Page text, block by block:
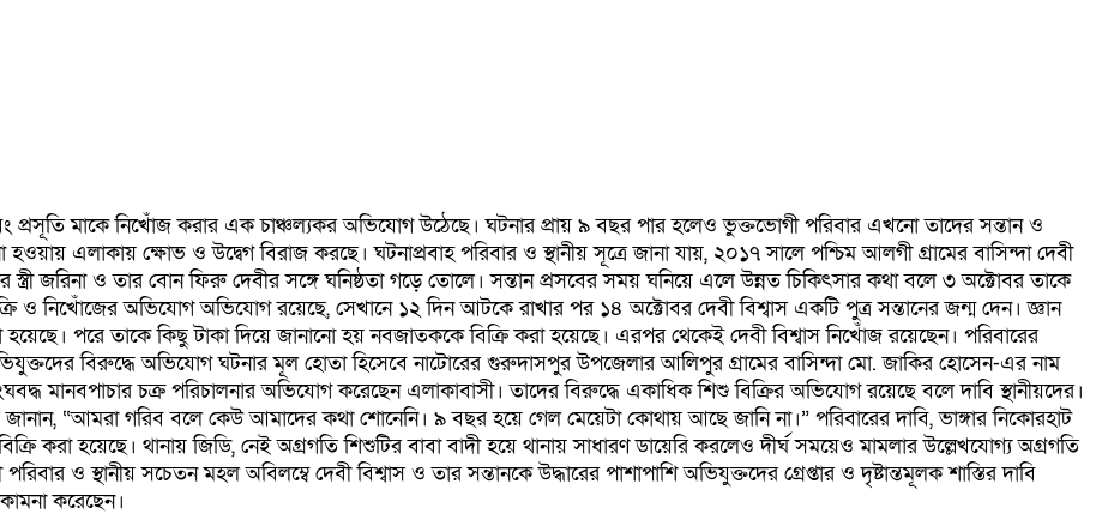
প্রসূতি মাকে নিখোঁজ করার এক চাঞ্চল্যকর অভিযোগ উঠেছে। ঘটনার প্রায় ৯ বছর পার হলেও ভুক্তভোগী পরিবার এখনো তাদের সন্তান ও
এলাকায় ক্ষোভ ও উদ্বেগ বিরাজ করছে। ঘটনাপ্রবাহ পরিবার ও স্থানীয় সূত্রে জানা যায়, ২০১৭ সালে পশ্চিম আলগী গ্রামের বাসিন্দা দেবী
স্ত্রী জরিনা ও তার বোন ফিরু দেবীর সঙ্গে ঘনিষ্ঠতা গড়ে তোলে। সন্তান প্রসবের সময় ঘনিয়ে এলে উন্নত চিকিৎসার কথা বলে ৩ অক্টোবর তাকে
ও নিখোঁজের অভিযোগ অভিযোগ রয়েছে, সেখানে ১২ দিন আটকে রাখার পর ১৪ অক্টোবর দেবী বিশ্বাস একটি পুত্র সন্তানের জন্ম দেন। জ্ঞান
পরে তাকে কিছু টাকা দিয়ে জানানো হয় নবজাতককে বিক্রি করা হয়েছে। এরপর থেকেই দেবী বিশ্বাস নিখোঁজ রয়েছেন। পরিবারের
বিরুদ্ধে অভিযোগ ঘটনার মূল হোতা হিসেবে নাটোরের গুরুদাসপুর উপজেলার আলিপুর গ্রামের বাসিন্দা মো. জাকির হোসেন-এর নাম
মানবপাচার চক্র পরিচালনার অভিযোগ করেছেন এলাকাবাসী। তাদের বিরুদ্ধে একাধিক শিশু বিক্রির অভিযোগ রয়েছে বলে দাবি স্থানীয়দের।
জানান, “আমরা গরিব বলে কেউ আমাদের কথা শোনেনি। ৯ বছর হয়ে গেল মেয়েটা কোথায় আছে জানি না।” পরিবারের দাবি, ভাঙ্গার নিকোরহাট
করা হয়েছে। থানায় জিডি, নেই অগ্রগতি শিশুটির বাবা বাদী হয়ে থানায় সাধারণ ডায়েরি করলেও দীর্ঘ সময়েও মামলার উল্লেখযোগ্য অগ্রগতি
ও স্থানীয় সচেতন মহল অবিলম্বে দেবী বিশ্বাস ও তার সন্তানকে উদ্ধারের পাশাপাশি অভিযুক্তদের গ্রেপ্তার ও দৃষ্টান্তমূলক শাস্তির দাবি
করেছেন।